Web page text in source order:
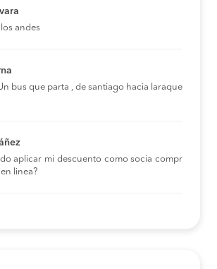
andes
bus que parta , de santiago hacia laraque
aplicar mi descuento como socia compr
linea?